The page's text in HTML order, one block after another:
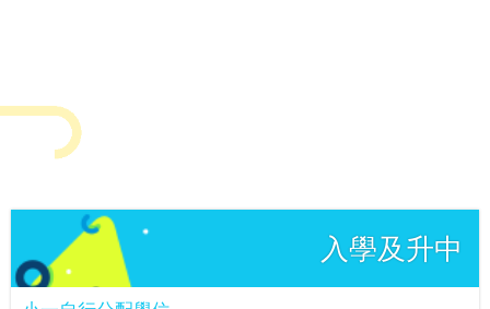
入學及升中